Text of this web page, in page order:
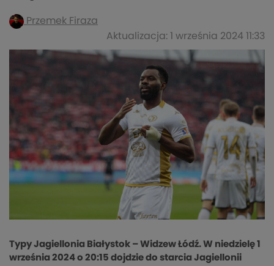
Przemek Firaza
Aktualizacja: 1 września 2024 11:33
Typy Jagiellonia Białystok – Widzew Łódź. W niedzielę 1
września 2024 o 20:15 dojdzie do starcia Jagiellonii